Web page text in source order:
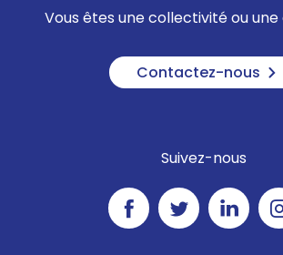
Vous êtes une collectivité ou
Contactez-nous
Suivez-nous